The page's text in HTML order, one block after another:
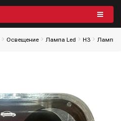
Освещение Лампа Led H3 Лампы